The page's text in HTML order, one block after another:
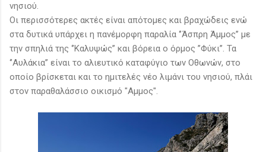
νησιού.
Oι περισσότερες ακτές είναι απότομες και βραχώδεις ενώ
στα δυτικά υπάρχει η πανέμορφη παραλία ‘’Άσπρη Άμμος’’ με
την σπηλιά της ‘’Kαλυψώς’’ και βόρεια ο όρμος ’’Φύκι’’. Τα
‘’Αυλάκια’’ είναι το αλιευτικό καταφύγιο των Οθωνών, στο
οποίο βρίσκεται και το ημιτελές νέο λιμάνι του νησιού, πλάι
στον παραθαλάσσιο οικισμό "Αμμος".